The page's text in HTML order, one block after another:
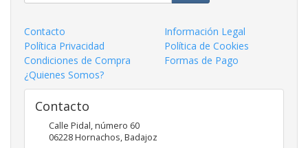
Contacto
Información Legal
Política Privacidad
Política de Cookies
Condiciones de Compra
Formas de Pago
¿Quienes Somos?
Contacto
Calle Pidal, número 60
06228Hornachos,Badajoz